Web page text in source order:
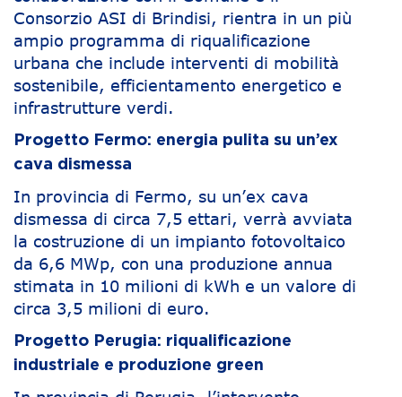
Consorzio ASI di Brindisi, rientra in un più
ampio programma di riqualificazione
urbana che include interventi di mobilità
sostenibile, efficientamento energetico e
infrastrutture verdi.
Progetto Fermo: energia pulita su un’ex
cava dismessa
In provincia di Fermo, su un’ex cava
dismessa di circa 7,5 ettari, verrà avviata
la costruzione di un impianto fotovoltaico
da 6,6 MWp, con una produzione annua
stimata in 10 milioni di kWh e un valore di
circa 3,5 milioni di euro.
Progetto Perugia: riqualificazione
industriale e produzione green